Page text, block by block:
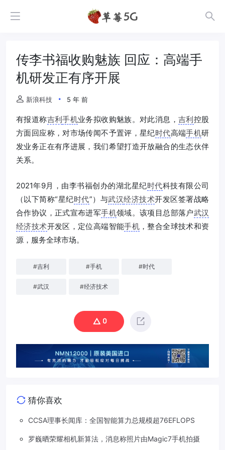
传李书福收购魅族 回应：高端手
机研发正有序开展
新浪科技 5 年 前
有报道称吉利手机业务拟收购魅族。对此消息， 吉利控股
方面回应称，对市场传闻不予置评，星纪时代高端手机研
发业务正在有序进展，我们希望打造开放融合的生态伙伴
关系。
2021年9月，由李书福创办的湖北星纪时代科技有限公司
（以下简称“星纪时代”）与武汉经济技术开发区签署战略
合作协议，正式宣布进军手机领域。该项目总部落户武汉
经济技术开发区，定位高端智能手机 ，整合全球技术和资
源，服务全球市场。
#吉利 #手机 #时代
#武汉 #经济技术
0
猜你喜欢
CCSA理事长闻库：全国智能算力总规模超76EFLOPS
罗巍晒荣耀相机新算法，消息称照片由Magic7手机拍摄